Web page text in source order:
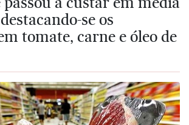
se os
tomate, carne e óleo de